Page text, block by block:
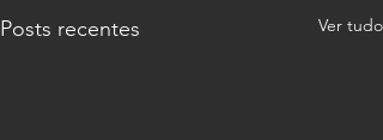
Posts recentes Ver tudo